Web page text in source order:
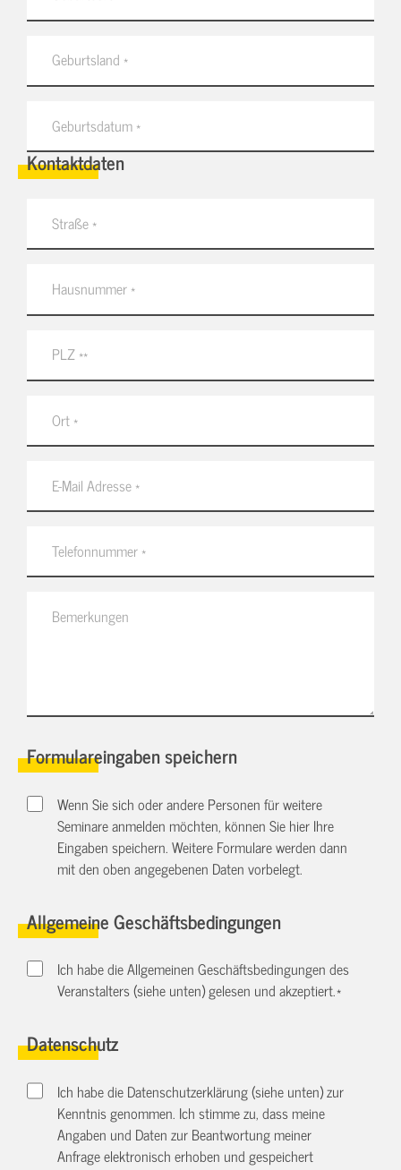
Kontaktdaten
Formulareingaben speichern
Wenn Sie sich oder andere Personen für weitere
Seminare anmelden möchten, können Sie hier Ihre
Eingaben speichern. Weitere Formulare werden dann
mit den oben angegebenen Daten vorbelegt.
Allgemeine Geschäftsbedingungen
Ich habe die Allgemeinen Geschäftsbedingungen des
Veranstalters (siehe unten) gelesen und akzeptiert.*
Datenschutz
Ich habe die Datenschutzerklärung (siehe unten) zur
Kenntnis genommen. Ich stimme zu, dass meine
Angaben und Daten zur Beantwortung meiner
Anfrage elektronisch erhoben und gespeichert